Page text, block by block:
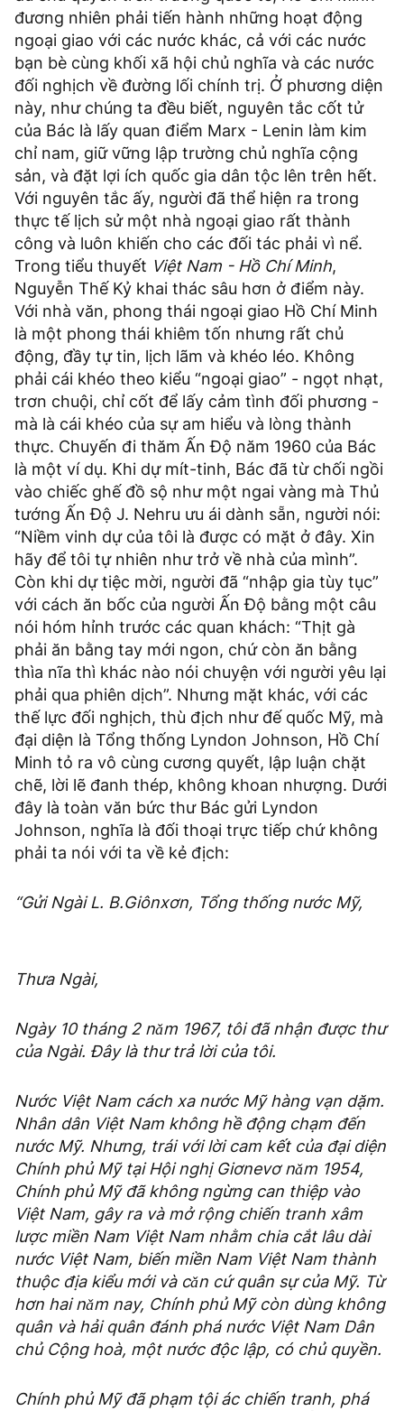
đương nhiên phải tiến hành những hoạt động
ngoại giao với các nước khác, cả với các nước
bạn bè cùng khối xã hội chủ nghĩa và các nước
đối nghịch về đường lối chính trị. Ở phương diện
này, như chúng ta đều biết, nguyên tắc cốt tử
của Bác là lấy quan điểm Marx - Lenin làm kim
chỉ nam, giữ vững lập trường chủ nghĩa cộng
sản, và đặt lợi ích quốc gia dân tộc lên trên hết.
Với nguyên tắc ấy, người đã thể hiện ra trong
thực tế lịch sử một nhà ngoại giao rất thành
công và luôn khiến cho các đối tác phải vì nể.
Trong tiểu thuyết Việt Nam - Hồ Chí Minh,
Nguyễn Thế Kỷ khai thác sâu hơn ở điểm này.
Với nhà văn, phong thái ngoại giao Hồ Chí Minh
là một phong thái khiêm tốn nhưng rất chủ
động, đầy tự tin, lịch lãm và khéo léo. Không
phải cái khéo theo kiểu “ngoại giao” - ngọt nhạt,
trơn chuội, chỉ cốt để lấy cảm tình đối phương -
mà là cái khéo của sự am hiểu và lòng thành
thực. Chuyến đi thăm Ấn Độ năm 1960 của Bác
là một ví dụ. Khi dự mít-tinh, Bác đã từ chối ngồi
vào chiếc ghế đồ sộ như một ngai vàng mà Thủ
tướng Ấn Độ J. Nehru ưu ái dành sẵn, người nói:
“Niềm vinh dự của tôi là được có mặt ở đây. Xin
hãy để tôi tự nhiên như trở về nhà của mình”.
Còn khi dự tiệc mời, người đã “nhập gia tùy tục”
với cách ăn bốc của người Ấn Độ bằng một câu
nói hóm hỉnh trước các quan khách: “Thịt gà
phải ăn bằng tay mới ngon, chứ còn ăn bằng
thìa nĩa thì khác nào nói chuyện với người yêu lại
phải qua phiên dịch”. Nhưng mặt khác, với các
thế lực đối nghịch, thù địch như đế quốc Mỹ, mà
đại diện là Tổng thống Lyndon Johnson, Hồ Chí
Minh tỏ ra vô cùng cương quyết, lập luận chặt
chẽ, lời lẽ đanh thép, không khoan nhượng. Dưới
đây là toàn văn bức thư Bác gửi Lyndon
Johnson, nghĩa là đối thoại trực tiếp chứ không
phải ta nói với ta về kẻ địch:
“Gửi Ngài L. B.Giônxơn, Tổng thống nước Mỹ,
Thưa Ngài,
Ngày 10 tháng 2 nǎm 1967, tôi đã nhận được thư
của Ngài. Đây là thư trả lời của tôi.
Nước Việt Nam cách xa nước Mỹ hàng vạn dặm.
Nhân dân Việt Nam không hề động chạm đến
nước Mỹ. Nhưng, trái với lời cam kết của đại diện
Chính phủ Mỹ tại Hội nghị Giơnevơ nǎm 1954,
Chính phủ Mỹ đã không ngừng can thiệp vào
Việt Nam, gây ra và mở rộng chiến tranh xâm
lược miền Nam Việt Nam nhằm chia cắt lâu dài
nước Việt Nam, biến miền Nam Việt Nam thành
thuộc địa kiểu mới và cǎn cứ quân sự của Mỹ. Từ
hơn hai nǎm nay, Chính phủ Mỹ còn dùng không
quân và hải quân đánh phá nước Việt Nam Dân
chủ Cộng hoà, một nước độc lập, có chủ quyền.
Chính phủ Mỹ đã phạm tội ác chiến tranh, phá